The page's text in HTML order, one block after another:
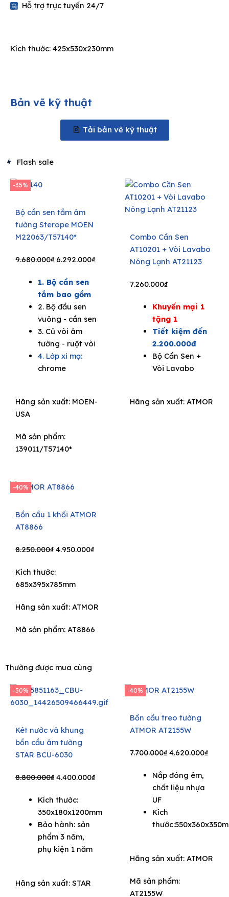
Hỗ trợ trực tuyến 24/7
Kích thước: 425x530x230mm
Bản vẽ kỹ thuật
Tải bản vẽ kỹ thuật
Flash sale
-35%
Bộ cần sen tắm âm
tường Sterope MOEN
M22063/T57140*
9.680.000₫ Original
was:
9.680.000₫.
6.292.000₫Current
1. Bộ cần sen
tắm bao gồm
2. Bộ đầu sen
vuông - cần sen
3. Củ vòi âm
tường - ruột vòi
4. Lớp xi mạ:
chrome
Hãng sản xuất: MOEN-
USA
Mã sản phẩm:
139011/T57140*
Combo Cần Sen
AT10201 + Vòi Lavabo
Nóng Lạnh AT21123
7.260.000₫
Khuyến mại 1
tặng 1
Tiết kiệm đến
2.200.000đ
Bộ Cần Sen +
Vòi Lavabo
Hãng sản xuất: ATMOR
-40%
Bồn cầu 1 khối ATMOR
AT8866
8.250.000₫ Original
was:
8.250.000₫.
4.950.000₫Current
Kích thước:
685x395x785mm
Hãng sản xuất: ATMOR
Mã sản phẩm: AT8866
Thường được mua cùng
-50%
Két nước và khung
bồn cầu âm tường
STAR BCU-6030
8.800.000₫ Original
was:
8.800.000₫.
4.400.000₫Current
4.400.000₫.
Kích thước:
350x180x1200mm
Bảo hành: sản
phẩm 3 năm,
phụ kiện 1 năm
Hãng sản xuất: STAR
-40%
Bồn cầu treo tường
ATMOR AT2155W
7.700.000₫ Original
was:
7.700.000₫.
4.620.000₫
Nắp đóng êm,
chất liệu nhựa
UF
Kích
Hãng sản xuất: ATMOR
Mã sản phẩm:
AT2155W